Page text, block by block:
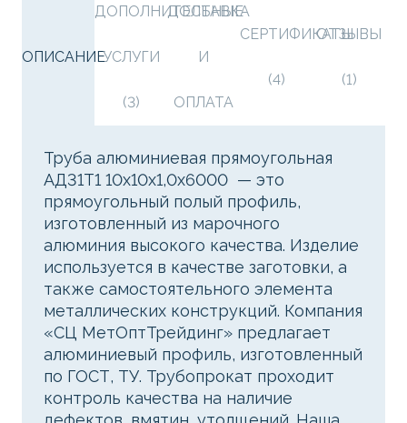
ОПИСАНИЕ
ДОПОЛНИТЕЛЬНЫЕ
УСЛУГИ
(3)
ДОСТАВКА
И
ОПЛАТА
СЕРТИФИКАТЫ
(4)
ОТЗЫВЫ
(1)
Труба алюминиевая прямоугольная
АД31Т1 10х10х1,0х6000 — это
прямоугольный полый профиль,
изготовленный из марочного
алюминия высокого качества. Изделие
используется в качестве заготовки, а
также самостоятельного элемента
металлических конструкций. Компания
«СЦ МетОптТрейдинг» предлагает
алюминиевый профиль, изготовленный
по ГОСТ, ТУ. Трубопрокат проходит
контроль качества на наличие